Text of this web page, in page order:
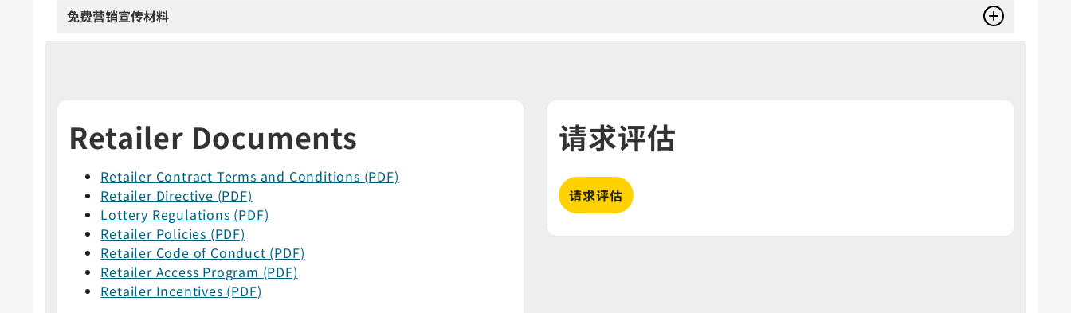
免费营销宣传材料
Retailer Documents
Retailer Contract Terms and Conditions (PDF)
Retailer Directive (PDF)
Lottery Regulations (PDF)
Retailer Policies (PDF)
Retailer Code of Conduct (PDF)
Retailer Access Program (PDF)
Retailer Incentives (PDF)
请求评估
请求评估